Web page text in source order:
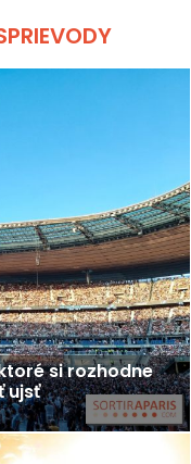
si rozhodne
ujsť